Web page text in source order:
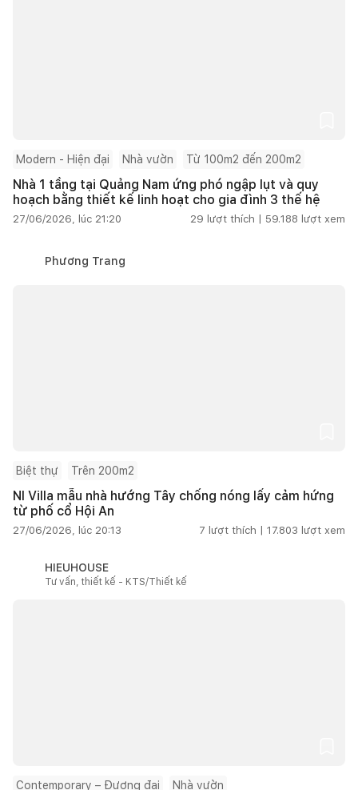
Modern - Hiện đại Nhà vườn Từ 100m2 đến 200m2
Nhà 1 tầng tại Quảng Nam ứng phó ngập lụt và quy
hoạch bằng thiết kế linh hoạt cho gia đình 3 thế hệ
27/06/2026, lúc 21:20 29 lượt thích | 59.188 lượt xem
Phương Trang
Biệt thự Trên 200m2
NI Villa mẫu nhà hướng Tây chống nóng lấy cảm hứng
từ phố cổ Hội An
27/06/2026, lúc 20:13 7 lượt thích | 17.803 lượt xem
HIEUHOUSE
Tư vấn, thiết kế - KTS/Thiết kế
Contemporary – Đương đại Nhà vườn